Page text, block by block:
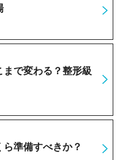
で変わる？整形級
準備すべきか？